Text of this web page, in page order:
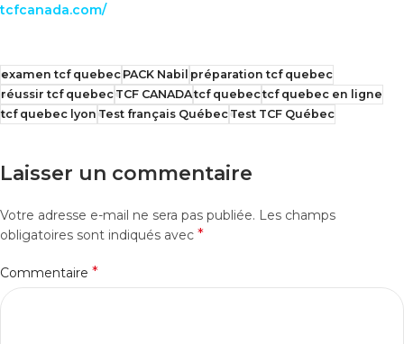
tcfcanada.com/
examen tcf quebecPACK Nabil préparation tcf quebec
réussir tcf quebecTCF CANADAtcf quebectcf quebec en ligne
tcf quebec lyon Test français QuébecTest TCF Québec
Laisser un commentaire
Votre adresse e-mail ne sera pas publiée. Les champs
obligatoires sont indiqués avec *
Commentaire *